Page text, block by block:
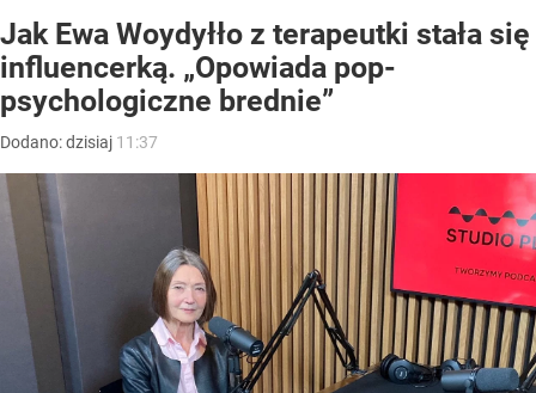
Jak Ewa Woydyłło z terapeutki stała się
influencerką. „Opowiada pop-
psychologiczne brednie”
Dodano:dzisiaj 11:37